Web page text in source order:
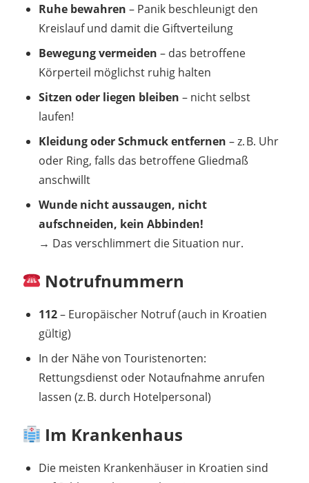
Ruhe bewahren – Panik beschleunigt den
Kreislauf und damit die Giftverteilung
Bewegung vermeiden – das betroffene
Körperteil möglichst ruhig halten
Sitzen oder liegen bleiben – nicht selbst
laufen!
Kleidung oder Schmuck entfernen – z. B. Uhr
oder Ring, falls das betroffene Gliedmaß
anschwillt
Wunde nicht aussaugen, nicht
aufschneiden, kein Abbinden!
→ Das verschlimmert die Situation nur.
Notrufnummern
112– Europäischer Notruf (auch in Kroatien
gültig)
In der Nähe von Touristenorten:
Rettungsdienst oder Notaufnahme anrufen
lassen (z. B. durch Hotelpersonal)
Im Krankenhaus
Die meisten Krankenhäuser in Kroatien sind